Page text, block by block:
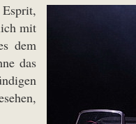
mit
dem
das